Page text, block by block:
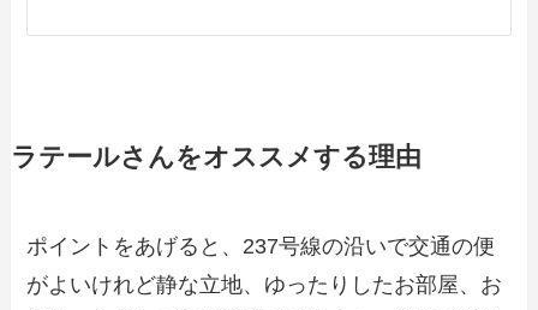
ラテールさんをオススメする理由
ポイントをあげると、237号線の沿いで交通の便
がよいけれど静な立地、ゆったりしたお部屋、お